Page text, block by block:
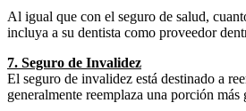
Al igual que con el seguro de salud,
incluya a su dentista como proveedor
7. Seguro de Invalidez
El seguro de invalidez está destinado a
generalmente reemplaza una porción más